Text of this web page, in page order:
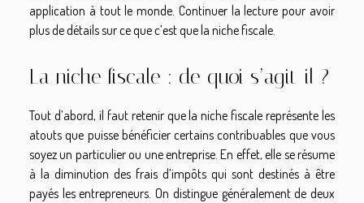
application à tout le monde. Continuer la lecture pour avoir
plus de détails sur ce que c’est que la niche fiscale.
La niche fiscale : de quoi s’agit-il ?
Tout d’abord, il faut retenir que la niche fiscale représente les
atouts que puisse bénéficier certains contribuables que vous
soyez un particulier ou une entreprise. En effet, elle se résume
à la diminution des frais d’impôts qui sont destinés à être
payés les entrepreneurs. On distingue généralement de deux